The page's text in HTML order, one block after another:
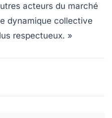
acteurs du marché
dynamique collective
respectueux. »